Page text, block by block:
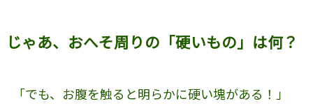
じゃあ、おへそ周りの「硬いもの」は何？
「でも、お腹を触ると明らかに硬い塊がある！」